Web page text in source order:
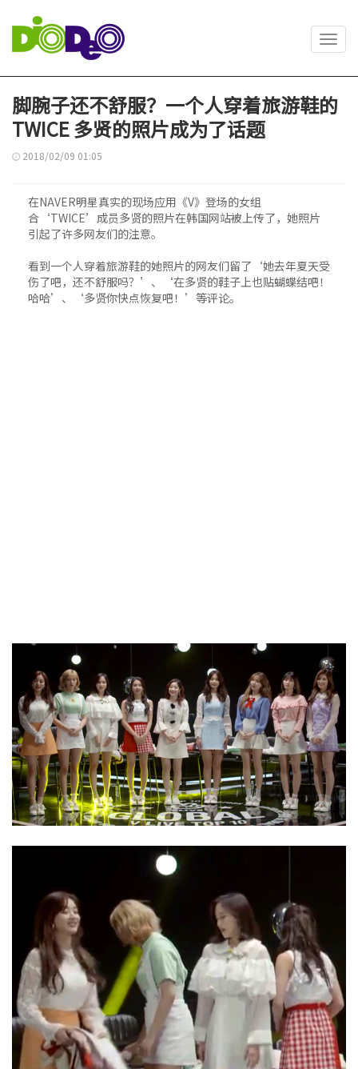
脚腕子还不舒服？一个人穿着旅游鞋的
TWICE 多贤的照片成为了话题
2018/02/09 01:05
在NAVER明星真实的现场应用《V》登场的女组
合‘TWICE’成员多贤的照片在韩国网站被上传了，她照片
引起了许多网友们的注意。
看到一个人穿着旅游鞋的她照片的网友们留了‘她去年夏天受
伤了吧，还不舒服吗？’、‘在多贤的鞋子上也贴蝴蝶结吧！
哈哈’、‘多贤你快点恢复吧！’等评论。